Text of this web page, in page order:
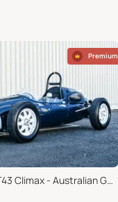
Premium
1957 Cooper T43 Climax - Australian Gold Star Winner